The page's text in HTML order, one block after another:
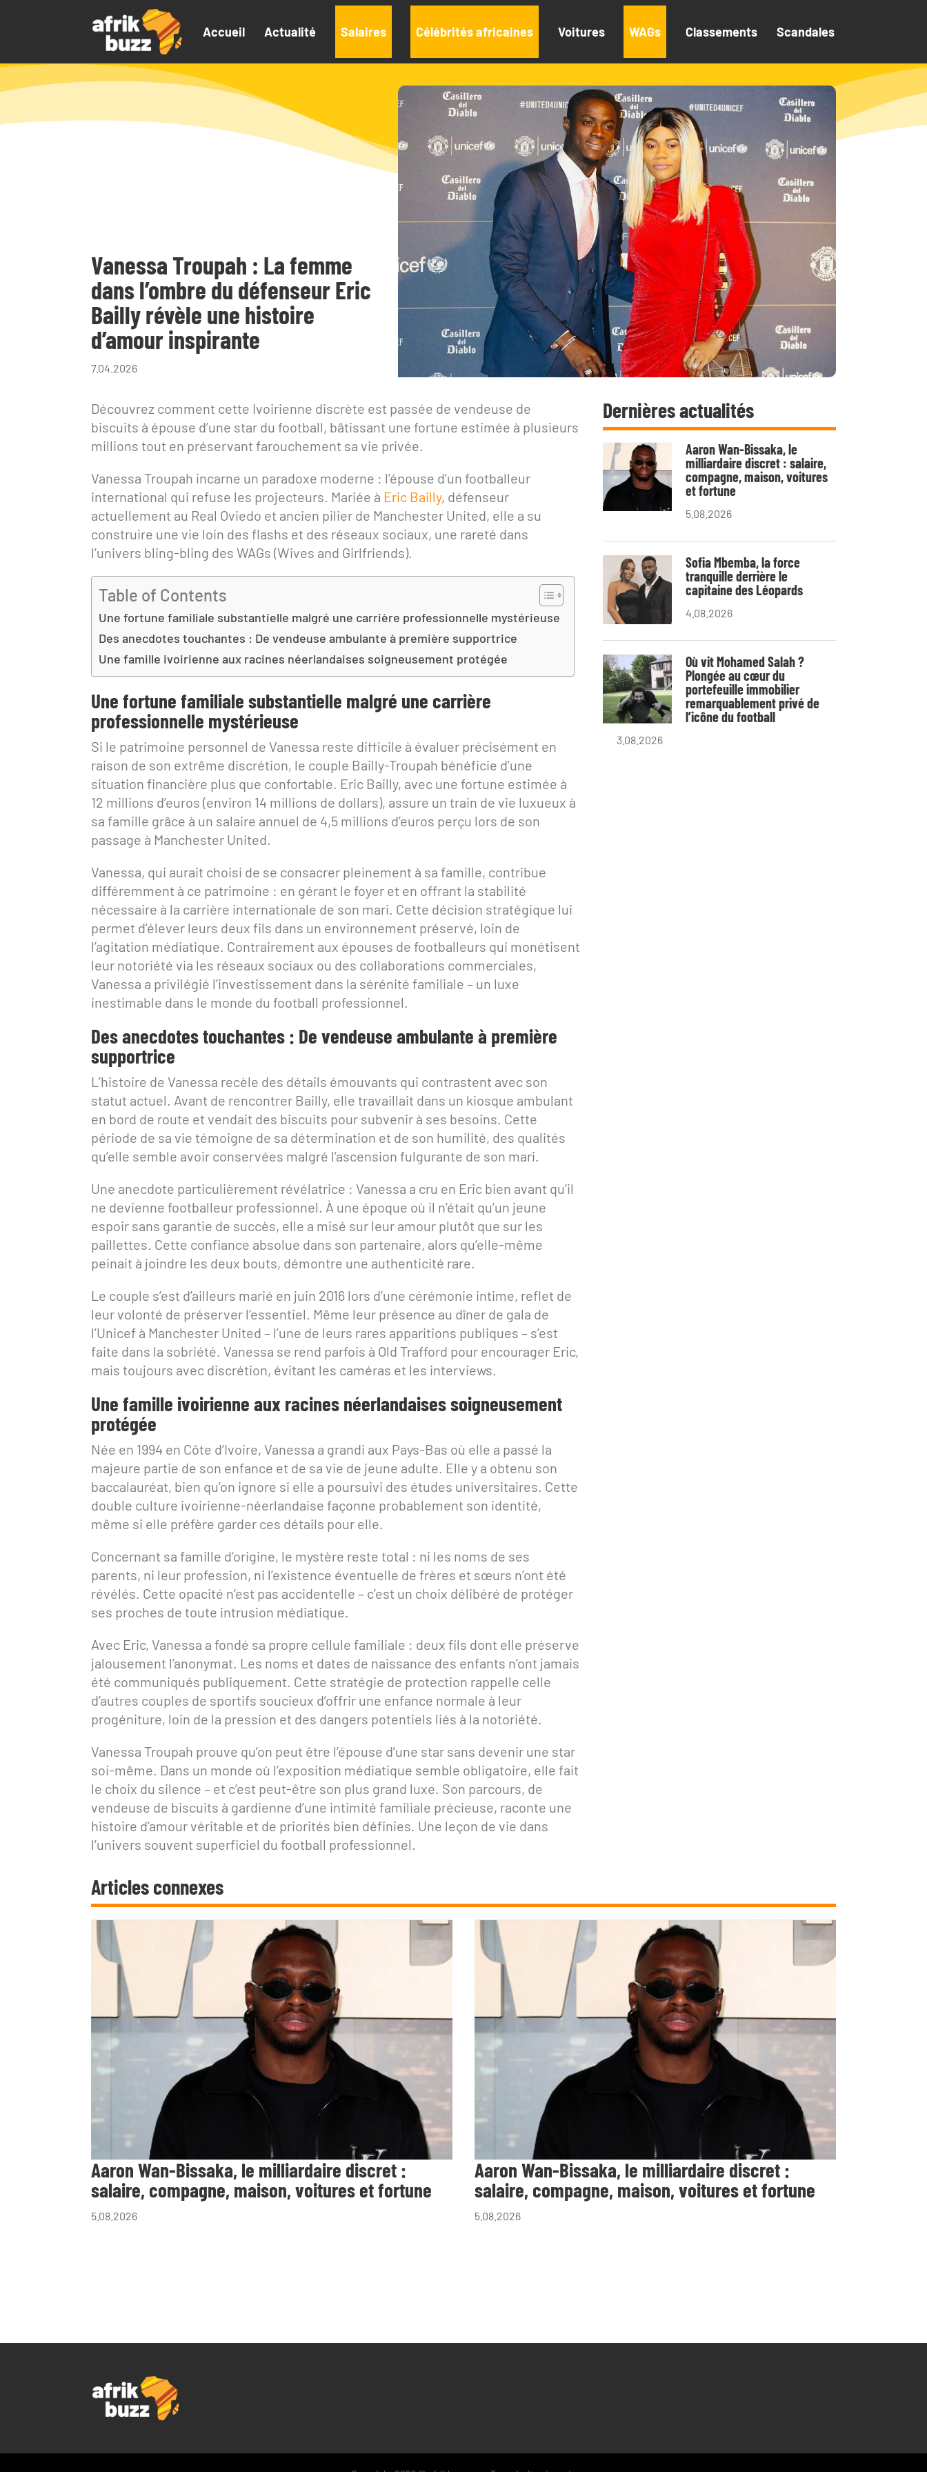
Accueil Actualité Salaires Célébrités africaines Voitures WAGs Classements Scandales
Vanessa Troupah : La femme
dans l’ombre du défenseur Eric
Bailly révèle une histoire
d’amour inspirante
7.04.2026
Découvrez comment cette Ivoirienne discrète est passée de vendeuse de
biscuits à épouse d’une star du football, bâtissant une fortune estimée à plusieurs
millions tout en préservant farouchement sa vie privée.
Vanessa Troupah incarne un paradoxe moderne : l’épouse d’un footballeur
international qui refuse les projecteurs. Mariée à Eric Bailly, défenseur
actuellement au Real Oviedo et ancien pilier de Manchester United, elle a su
construire une vie loin des flashs et des réseaux sociaux, une rareté dans
l’univers bling-bling des WAGs (Wives and Girlfriends).
Table of Contents
Une fortune familiale substantielle malgré une carrière professionnelle mystérieuse
Des anecdotes touchantes : De vendeuse ambulante à première supportrice
Une famille ivoirienne aux racines néerlandaises soigneusement protégée
Une fortune familiale substantielle malgré une carrière
professionnelle mystérieuse
Si le patrimoine personnel de Vanessa reste difficile à évaluer précisément en
raison de son extrême discrétion, le couple Bailly-Troupah bénéficie d’une
situation financière plus que confortable. Eric Bailly, avec une fortune estimée à
12 millions d’euros (environ 14 millions de dollars), assure un train de vie luxueux à
sa famille grâce à un salaire annuel de 4,5 millions d’euros perçu lors de son
passage à Manchester United.
Vanessa, qui aurait choisi de se consacrer pleinement à sa famille, contribue
différemment à ce patrimoine : en gérant le foyer et en offrant la stabilité
nécessaire à la carrière internationale de son mari. Cette décision stratégique lui
permet d’élever leurs deux fils dans un environnement préservé, loin de
l’agitation médiatique. Contrairement aux épouses de footballeurs qui monétisent
leur notoriété via les réseaux sociaux ou des collaborations commerciales,
Vanessa a privilégié l’investissement dans la sérénité familiale – un luxe
inestimable dans le monde du football professionnel.
Des anecdotes touchantes : De vendeuse ambulante à première
supportrice
L’histoire de Vanessa recèle des détails émouvants qui contrastent avec son
statut actuel. Avant de rencontrer Bailly, elle travaillait dans un kiosque ambulant
en bord de route et vendait des biscuits pour subvenir à ses besoins. Cette
période de sa vie témoigne de sa détermination et de son humilité, des qualités
qu’elle semble avoir conservées malgré l’ascension fulgurante de son mari.
Une anecdote particulièrement révélatrice : Vanessa a cru en Eric bien avant qu’il
ne devienne footballeur professionnel. À une époque où il n’était qu’un jeune
espoir sans garantie de succès, elle a misé sur leur amour plutôt que sur les
paillettes. Cette confiance absolue dans son partenaire, alors qu’elle-même
peinait à joindre les deux bouts, démontre une authenticité rare.
Le couple s’est d’ailleurs marié en juin 2016 lors d’une cérémonie intime, reflet de
leur volonté de préserver l’essentiel. Même leur présence au dîner de gala de
l’Unicef à Manchester United – l’une de leurs rares apparitions publiques – s’est
faite dans la sobriété. Vanessa se rend parfois à Old Trafford pour encourager Eric,
mais toujours avec discrétion, évitant les caméras et les interviews.
Une famille ivoirienne aux racines néerlandaises soigneusement
protégée
Née en 1994 en Côte d’Ivoire, Vanessa a grandi aux Pays-Bas où elle a passé la
majeure partie de son enfance et de sa vie de jeune adulte. Elle y a obtenu son
baccalauréat, bien qu’on ignore si elle a poursuivi des études universitaires. Cette
double culture ivoirienne-néerlandaise façonne probablement son identité,
même si elle préfère garder ces détails pour elle.
Concernant sa famille d’origine, le mystère reste total : ni les noms de ses
parents, ni leur profession, ni l’existence éventuelle de frères et sœurs n’ont été
révélés. Cette opacité n’est pas accidentelle – c’est un choix délibéré de protéger
ses proches de toute intrusion médiatique.
Avec Eric, Vanessa a fondé sa propre cellule familiale : deux fils dont elle préserve
jalousement l’anonymat. Les noms et dates de naissance des enfants n’ont jamais
été communiqués publiquement. Cette stratégie de protection rappelle celle
d’autres couples de sportifs soucieux d’offrir une enfance normale à leur
progéniture, loin de la pression et des dangers potentiels liés à la notoriété.
Vanessa Troupah prouve qu’on peut être l’épouse d’une star sans devenir une star
soi-même. Dans un monde où l’exposition médiatique semble obligatoire, elle fait
le choix du silence – et c’est peut-être son plus grand luxe. Son parcours, de
vendeuse de biscuits à gardienne d’une intimité familiale précieuse, raconte une
histoire d’amour véritable et de priorités bien définies. Une leçon de vie dans
l’univers souvent superficiel du football professionnel.
Dernières actualités
Aaron Wan-Bissaka, le
milliardaire discret : salaire,
compagne, maison, voitures
et fortune
5.08.2026
Sofia Mbemba, la force
tranquille derrière le
capitaine des Léopards
4.08.2026
Où vit Mohamed Salah ?
Plongée au cœur du
portefeuille immobilier
remarquablement privé de
l’icône du football
3.08.2026
Articles connexes
Aaron Wan-Bissaka, le milliardaire discret :
salaire, compagne, maison, voitures et fortune
5.08.2026
Aaron Wan-Bissaka, le milliardaire discret :
salaire, compagne, maison, voitures et fortune
5.08.2026